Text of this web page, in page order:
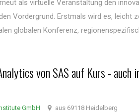
als virtuelle Veranstaltung den
Vordergrund. Erstmals wird es, leicht
globalen Konferenz,
von SAS auf Kurs - auch
GmbH aus 69118 Heidelberg